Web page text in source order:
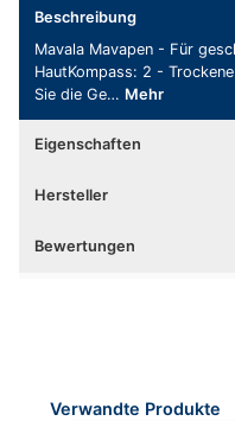
Beschreibung
Mavala Mavapen - Für
HautKompass: 2 -
Sie die Ge… Mehr
Eigenschaften
Hersteller
Bewertungen
Produktgalerie
Verwandte Produkte